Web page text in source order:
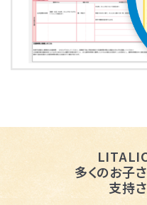
多くのお子
支持